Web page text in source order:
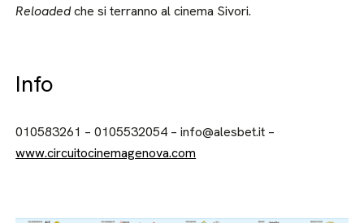
Reloadedche si terranno al cinema Sivori.
Info
010583261 – 0105532054 – info@alesbet.it –
www.circuitocinemagenova.com